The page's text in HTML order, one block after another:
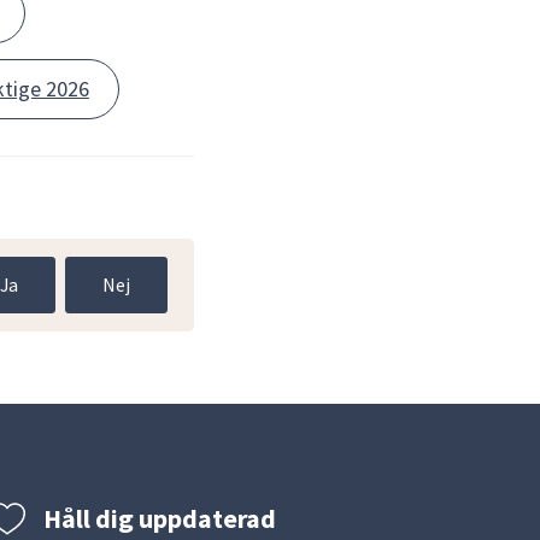
2026
Ja Nej
Håll dig uppdaterad